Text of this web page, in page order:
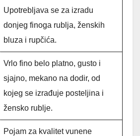
Upotrebljava se za izradu
donjeg finoga rublja, ženskih
bluza i rupčića.
Vrlo fino belo platno, gusto i
sjajno, mekano na dodir, od
kojeg se izrađuje posteljina i
žensko rublje.
Pojam za kvalitet vunene